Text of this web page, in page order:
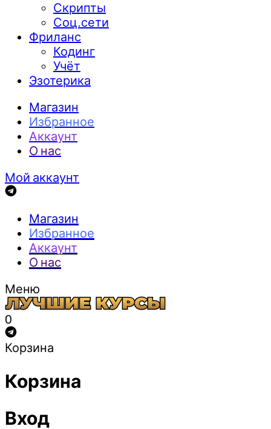
Скрипты
Соц.сети
Фриланс
Кодинг
Учёт
Эзотерика
Магазин
Избранное
Аккаунт
О нас
Мой аккаунт
Магазин
Избранное
Аккаунт
О нас
Меню
0
Корзина
Корзина
Вход